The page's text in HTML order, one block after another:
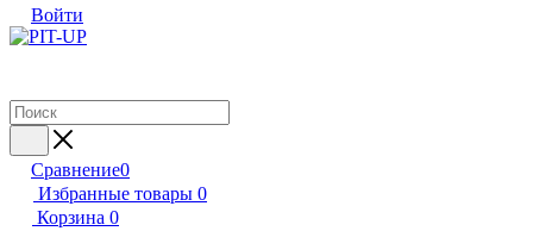
Войти
Сравнение0
Избранные товары 0
Корзина 0